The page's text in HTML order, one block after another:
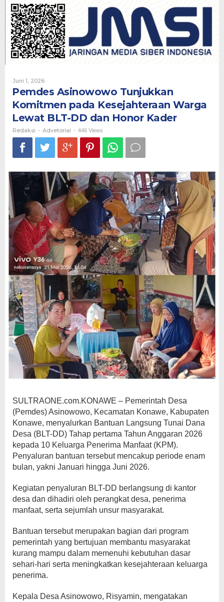
pada
Kesejahteraan
Warga
Lewat
BLT-
Juni 1, 2026Oleh
Pemdes Asinowowo Tunjukkan
Komitmen pada Kesejahteraan Warga
Lewat BLT-DD dan Honor Kader
Redaksi - Advetorial - 446 Views
SULTRAONE.com.KONAWE – Pemerintah Desa
(Pemdes) Asinowowo, Kecamatan Konawe, Kabupaten
Konawe, menyalurkan Bantuan Langsung Tunai Dana
Desa (BLT-DD) Tahap pertama Tahun Anggaran 2026
kepada 10 Keluarga Penerima Manfaat (KPM).
Penyaluran bantuan tersebut mencakup periode enam
bulan, yakni Januari hingga Juni 2026.
Kegiatan penyaluran BLT-DD berlangsung di kantor
desa dan dihadiri oleh perangkat desa, penerima
manfaat, serta sejumlah unsur masyarakat.
Bantuan tersebut merupakan bagian dari program
pemerintah yang bertujuan membantu masyarakat
kurang mampu dalam memenuhi kebutuhan dasar
sehari-hari serta meningkatkan kesejahteraan keluarga
penerima.
Kepala Desa Asinowowo, Risyamin, mengatakan